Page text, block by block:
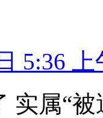
5:36 上
实属“被